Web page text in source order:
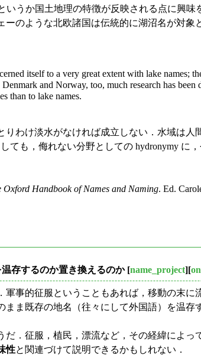
いうか国土地理の特徴が反映される点に興
のような北欧諸国は伝統的に湖沼名が対
itself to a very great extent with lake names;
and Norway, too, much research has
than to lake names.
わけ淡水がなければ成立しない．水域は
ても，侮れない分野としての hydronymy に
Oxford Handbook of Names and Naming. Ed.
存するのか置き換えるのか[name_project][
事的征服ということもあれば，移動の末
ま既存の地名（往々にして外国語）を温
．征服，植民，漂流など，その経緯によ
性と関連づけて説明できるかもしれない．